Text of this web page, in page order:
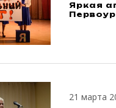
Яркая
21 марта